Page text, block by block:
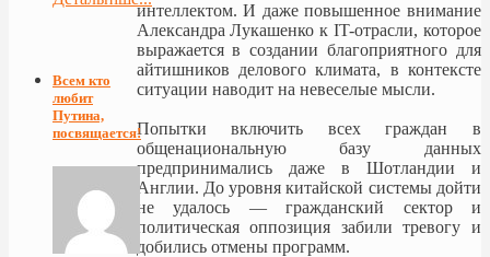
интеллектом. И даже повышенное внимание
Александра Лукашенко к IT-отрасли, которое
выражается в создании благоприятного для
айтишников делового климата, в контексте
ситуации наводит на невеселые мысли.
Попытки включить всех граждан в
общенациональную базу данных
предпринимались даже в Шотландии и
Англии. До уровня китайской системы дойти
не удалось — гражданский сектор и
политическая оппозиция забили тревогу и
добились отмены программ.
Всем кто
любит
Путина,
посвящается!